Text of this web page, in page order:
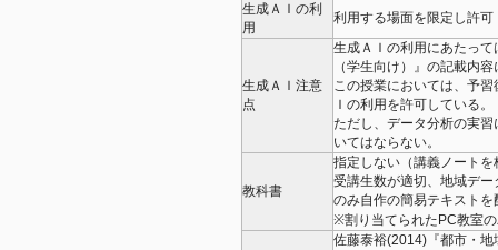
生成ＡＩの利
用
利用する場面を限定し許可
生成ＡＩ注意
点
生成ＡＩの利用にあたっ
（学生向け）』の記載内
この授業においては、予
Ｉの利用を許可している。
ただし、データ分析の実
いてはならない。
教科書
指定しない（講義ノートを
受講生数が適切、地域デ
のみ自作の簡易テキストを
※割り当てられたPC教室
佐藤泰裕(2014)『都市・